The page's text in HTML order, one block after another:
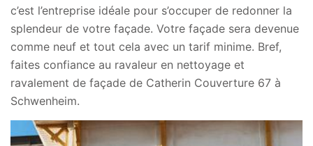
c’est l’entreprise idéale pour s’occuper de redonner la
splendeur de votre façade. Votre façade sera devenue
comme neuf et tout cela avec un tarif minime. Bref,
faites confiance au ravaleur en nettoyage et
ravalement de façade de Catherin Couverture 67 à
Schwenheim.